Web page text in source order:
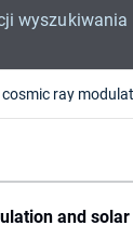
wyszukiwania
and solar